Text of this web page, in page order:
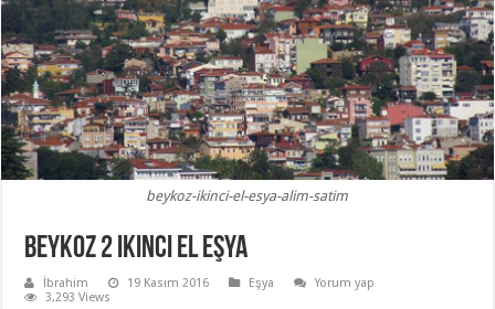
beykoz-ikinci-el-esya-alim-satim
Beykoz 2 ikinci el eşya
İbrahim 19 Kasım 2016 Eşya
Yorum yap
3,293 Views